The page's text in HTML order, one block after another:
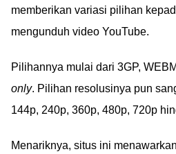
memberikan variasi pilihan
mengunduh video YouTube.
Pilihannya mulai dari 3GP,
only. Pilihan resolusinya pun
144p, 240p, 360p, 480p, 720p
Menariknya, situs ini